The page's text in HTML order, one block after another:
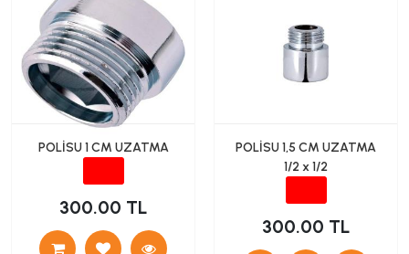
POLİSU 1 CM UZATMA
300.00 TL
POLİSU 1,5 CM UZATMA
1/2 x 1/2
300.00 TL